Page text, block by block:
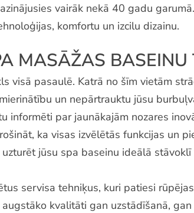
vairāk nekā 40 gadu
komfortu un izcilu dizainu.
MASĀŽAS BASEINU
pasaulē. Katrā no šīm vietām
un nepārtrauktu jūsu
par jaunākajām nozares
ka visas izvēlētās funkcijas un
jūsu spa baseinu ideālā
servisa tehniķus, kuri patiesi
kvalitāti gan uzstādīšanā,